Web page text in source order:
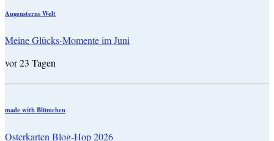
Augensterns Welt
Meine Glücks-Momente im Juni
vor 23 Tagen
made with Blümchen
Osterkarten Blog-Hop 2026